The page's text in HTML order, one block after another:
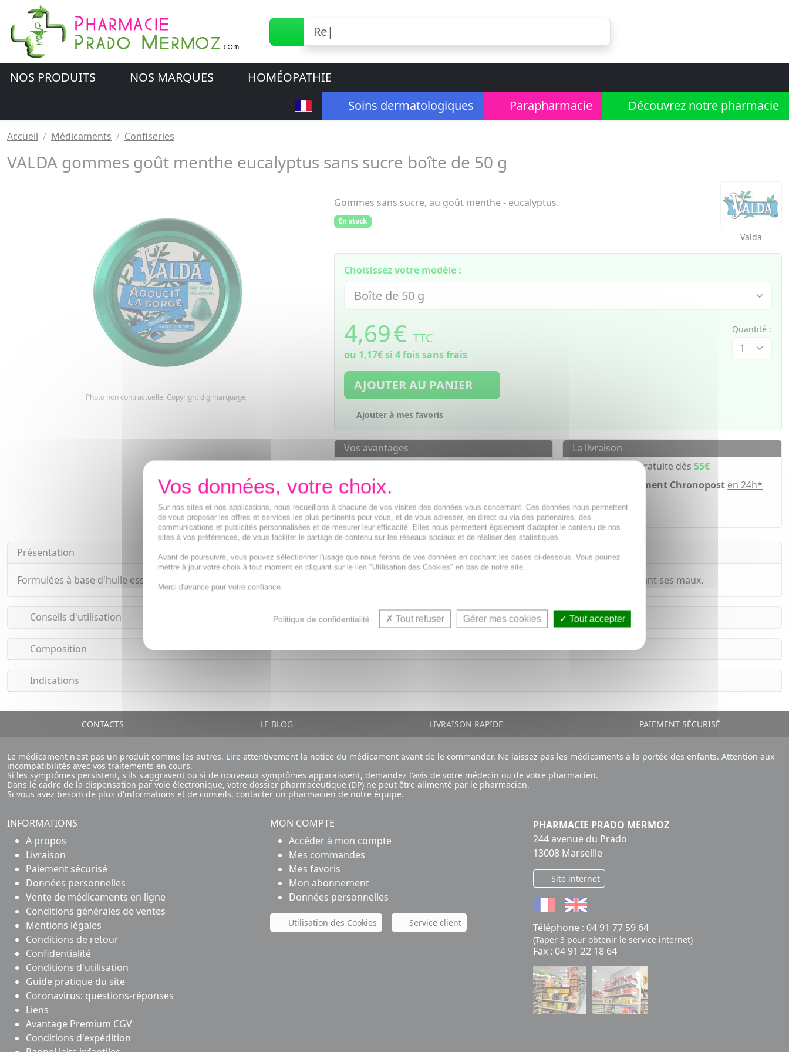
NOS PRODUITS NOS MARQUES
HOMÉOPATHIE
Soins dermatologiques
Parapharmacie Découvrez notre pharmacie
Accueil Médicaments Confiseries
VALDA gommes goût menthe eucalyptus sans sucre boîte de 50 g
Photo non contractuelle. Copyright digimarquage
Gommes sans sucre, au goût menthe - eucalyptus.
En stock
Valda
Choisissez votre modèle :
4,69€ TTC
ou 1,17€si 4 fois sans frais
Quantité :
AJOUTER AU PANIER
Ajouter à mes favoris
Vos avantages
Paiement en ligne
Paiement en4 fois sans fraisà partir
de 30€
La livraison
Livraison gratuite dès55€
Acheminement Chronopost en 24h*
Présentation
Formulées à base d'huile essentielle d'Eucalyptus et de menthol, les gommes sans sucres Valda agissent en adoucissant la gorge, et en apaisant ses maux.
Conseils d'utilisation
Composition
Indications
CONTACTS LE BLOG LIVRAISON RAPIDE PAIEMENT SÉCURISÉ
Le médicament n'est pas un produit comme les autres. Lire attentivement la notice du médicament avant de le commander. Ne laissez pas les médicaments à la portée des enfants. Attention aux
incompatibilités avec vos traitements en cours.
Si les symptômes persistent, s'ils s'aggravent ou si de nouveaux symptômes apparaissent, demandez l'avis de votre médecin ou de votre pharmacien.
Dans le cadre de la dispensation par voie électronique, votre dossier pharmaceutique (DP) ne peut être alimenté par le pharmacien.
Si vous avez besoin de plus d'informations et de conseils, contacter un pharmacien de notre équipe.
INFORMATIONS
A propos
Livraison
Paiement sécurisé
Données personnelles
Vente de médicaments en ligne
Conditions générales de ventes
Mentions légales
Conditions de retour
Confidentialité
Conditions d'utilisation
Guide pratique du site
Coronavirus: questions-réponses
Liens
Avantage Premium CGV
Conditions d'expédition
MON COMPTE
Accéder à mon compte
Mes commandes
Mes favoris
Mon abonnement
Données personnelles
Utilisation des Cookies Service client
PHARMACIE PRADO MERMOZ
244 avenue du Prado
13008 Marseille
Site internet
Téléphone : 04 91 77 59 64
(Taper 3 pour obtenir le service internet)
Fax : 04 91 22 18 64
Sur nos sites et nos applications, nous recueillons à chacune de vos visites des données vous concernant. Ces données nous permettent
de vous proposer les offres et services les plus pertinents pour vous, et de vous adresser, en direct ou via des partenaires, des
communications et publicités personnalisées et de mesurer leur efficacité. Elles nous permettent également d'adapter le contenu de nos
sites à vos préférences, de vous faciliter le partage de contenu sur les réseaux sociaux et de réaliser des statistiques
Avant de poursuivre, vous pouvez sélectionner l'usage que nous ferons de vos données en cochant les cases ci-dessous. Vous pourrez
mettre à jour votre choix à tout moment en cliquant sur le lien "Utilisation des Cookies" en bas de notre site.
Merci d'avance pour votre confiance.
Politique de confidentialité Tout refuser Gérer mes cookies Tout accepter